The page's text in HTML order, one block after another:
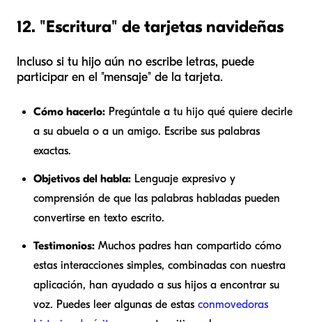
12. "Escritura" de tarjetas navideñas
Incluso si tu hijo aún no escribe letras, puede
participar en el "mensaje" de la tarjeta.
Cómo hacerlo: Pregúntale a tu hijo qué quiere decirle
a su abuela o a un amigo. Escribe sus palabras
exactas.
Objetivos del habla: Lenguaje expresivo y
comprensión de que las palabras habladas pueden
convertirse en texto escrito.
Testimonios: Muchos padres han compartido cómo
estas interacciones simples, combinadas con nuestra
aplicación, han ayudado a sus hijos a encontrar su
voz. Puedes leer algunas de estas conmovedoras